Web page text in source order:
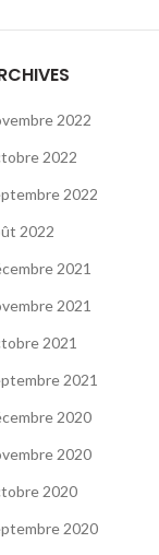
2022
2022
2022
2022
2021
2021
2021
2021
2020
2020
2020
2020